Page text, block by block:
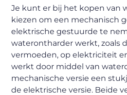
Je kunt er bij het kopen van
kiezen om een mechanisch
elektrische gestuurde te
waterontharder werkt, zoals
vermoeden, op elektriciteit
werkt door middel van
mechanische versie een
de elektrische versie. Beide